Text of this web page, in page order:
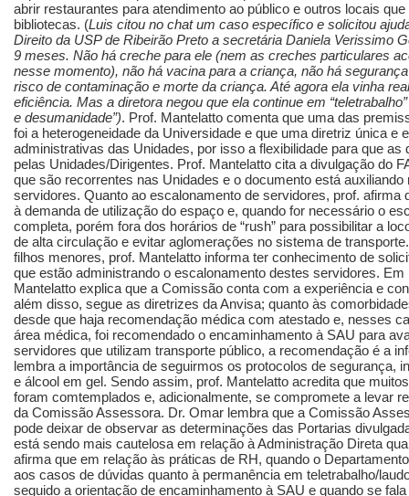
abrir restaurantes para atendimento ao público e outros locais
bibliotecas. (Luis citou no chat um caso específico e solicitou
Direito da USP de Ribeirão Preto a secretária Daniela Verissimo
9 meses. Não há creche para ele (nem as creches particulares
nesse momento), não há vacina para a criança, não há
risco de contaminação e morte da criança. Até agora ela vinha
eficiência. Mas a diretora negou que ela continue em
e desumanidade”). Prof. Mantelatto comenta que uma das
foi a heterogeneidade da Universidade e que uma diretriz única e
administrativas das Unidades, por isso a flexibilidade para que
pelas Unidades/Dirigentes. Prof. Mantelatto cita a divulgação do
que são recorrentes nas Unidades e o documento está
servidores. Quanto ao escalonamento de servidores, prof. afirma
à demanda de utilização do espaço e, quando for necessário o
completa, porém fora dos horários de “rush” para possibilitar a
de alta circulação e evitar aglomerações no sistema de
filhos menores, prof. Mantelatto informa ter conhecimento de
que estão administrando o escalonamento destes servidores.
Mantelatto explica que a Comissão conta com a experiência e
além disso, segue as diretrizes da Anvisa; quanto às
desde que haja recomendação médica com atestado e, nesses
área médica, foi recomendado o encaminhamento à SAU para
servidores que utilizam transporte público, a recomendação é a
lembra a importância de seguirmos os protocolos de segurança,
e álcool em gel. Sendo assim, prof. Mantelatto acredita que
foram comtemplados e, adicionalmente, se compromete a levar
da Comissão Assessora. Dr. Omar lembra que a Comissão
pode deixar de observar as determinações das Portarias
está sendo mais cautelosa em relação à Administração Direta
afirma que em relação às práticas de RH, quando o
aos casos de dúvidas quanto à permanência em teletrabalho/
seguido a orientação de encaminhamento à SAU e quando se